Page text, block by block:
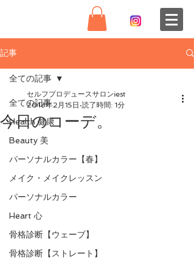
記事
全ての記事
Health 健康
Beauty 美
パーソナルカラー【春】
メイク・メイクレッスン
パーソナルカラー
Heart 心
骨格診断【ウェーブ】
骨格診断【ストレート】
全ての記事
今日のコーデ。
セルフプロデュースサロンiest
2018年2月15日 読了時間: 1分